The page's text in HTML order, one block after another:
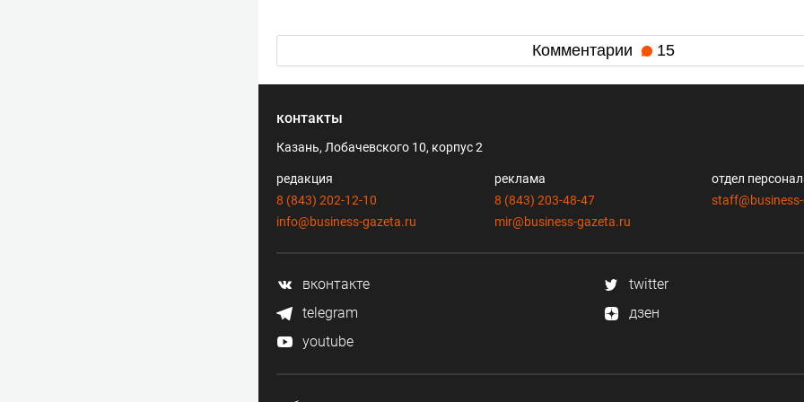
Комментарии 15
контакты
Казань, Лобачевского 10, корпус 2
редакция
8 (843) 202-12-10
info@business-gazeta.ru
реклама
8 (843) 203-48-47
mir@business-gazeta.ru
отдел
вконтакте
twitter
telegram
дзен
youtube